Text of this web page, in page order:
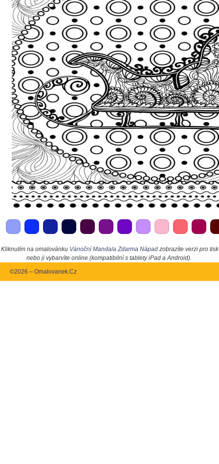
Kliknutím na omalovánku Vánoční Mandala Zdarma Nápadzobrazíte verzi pro tisk
nebo ji vybarvíte online (kompatibilní s tablety iPad a Android).
©2026 – Omalovanek.Cz